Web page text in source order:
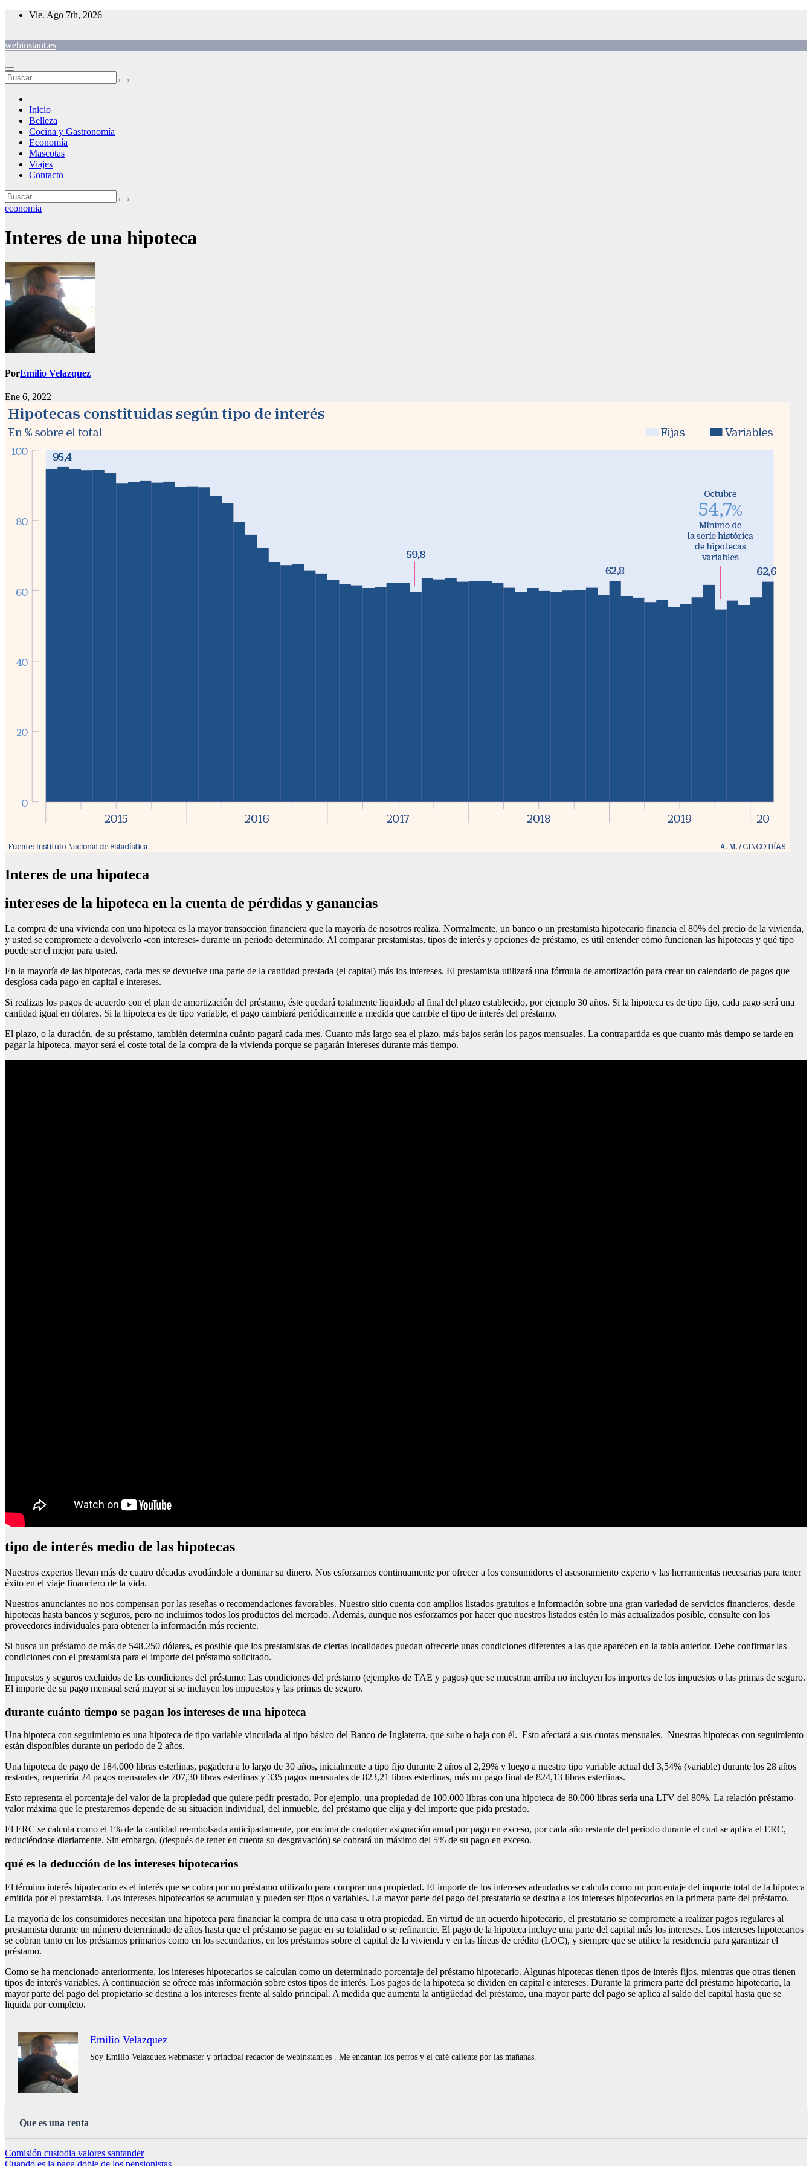
Saltar
Vie. Ago 7th, 2026
webinstant.es
Inicio
Belleza
Cocina y Gastronomía
Economía
Mascotas
Viajes
Contacto
economia
Interes de una hipoteca
PorEmilio Velazquez
Ene 6, 2022
Interes de una hipoteca
intereses de la hipoteca en la cuenta de pérdidas y ganancias
La compra de una vivienda con una hipoteca es la mayor transacción financiera que la mayoría de nosotros realiza. Normalmente, un banco o un prestamista hipotecario financia el 80% del precio de la vivienda,
y usted se compromete a devolverlo -con intereses- durante un periodo determinado. Al comparar prestamistas, tipos de interés y opciones de préstamo, es útil entender cómo funcionan las hipotecas y qué tipo
puede ser el mejor para usted.
En la mayoría de las hipotecas, cada mes se devuelve una parte de la cantidad prestada (el capital) más los intereses. El prestamista utilizará una fórmula de amortización para crear un calendario de pagos que
desglosa cada pago en capital e intereses.
Si realizas los pagos de acuerdo con el plan de amortización del préstamo, éste quedará totalmente liquidado al final del plazo establecido, por ejemplo 30 años. Si la hipoteca es de tipo fijo, cada pago será una
cantidad igual en dólares. Si la hipoteca es de tipo variable, el pago cambiará periódicamente a medida que cambie el tipo de interés del préstamo.
El plazo, o la duración, de su préstamo, también determina cuánto pagará cada mes. Cuanto más largo sea el plazo, más bajos serán los pagos mensuales. La contrapartida es que cuanto más tiempo se tarde en
pagar la hipoteca, mayor será el coste total de la compra de la vivienda porque se pagarán intereses durante más tiempo.
tipo de interés medio de las hipotecas
Nuestros expertos llevan más de cuatro décadas ayudándole a dominar su dinero. Nos esforzamos continuamente por ofrecer a los consumidores el asesoramiento experto y las herramientas necesarias para tener
éxito en el viaje financiero de la vida.
Nuestros anunciantes no nos compensan por las reseñas o recomendaciones favorables. Nuestro sitio cuenta con amplios listados gratuitos e información sobre una gran variedad de servicios financieros, desde
hipotecas hasta bancos y seguros, pero no incluimos todos los productos del mercado. Además, aunque nos esforzamos por hacer que nuestros listados estén lo más actualizados posible, consulte con los
proveedores individuales para obtener la información más reciente.
Si busca un préstamo de más de 548.250 dólares, es posible que los prestamistas de ciertas localidades puedan ofrecerle unas condiciones diferentes a las que aparecen en la tabla anterior. Debe confirmar las
condiciones con el prestamista para el importe del préstamo solicitado.
Impuestos y seguros excluidos de las condiciones del préstamo: Las condiciones del préstamo (ejemplos de TAE y pagos) que se muestran arriba no incluyen los importes de los impuestos o las primas de seguro.
El importe de su pago mensual será mayor si se incluyen los impuestos y las primas de seguro.
durante cuánto tiempo se pagan los intereses de una hipoteca
Una hipoteca con seguimiento es una hipoteca de tipo variable vinculada al tipo básico del Banco de Inglaterra, que sube o baja con él. Esto afectará a sus cuotas mensuales. Nuestras hipotecas con seguimiento
están disponibles durante un periodo de 2 años.
Una hipoteca de pago de 184.000 libras esterlinas, pagadera a lo largo de 30 años, inicialmente a tipo fijo durante 2 años al 2,29% y luego a nuestro tipo variable actual del 3,54% (variable) durante los 28 años
restantes, requeriría 24 pagos mensuales de 707,30 libras esterlinas y 335 pagos mensuales de 823,21 libras esterlinas, más un pago final de 824,13 libras esterlinas.
Esto representa el porcentaje del valor de la propiedad que quiere pedir prestado. Por ejemplo, una propiedad de 100.000 libras con una hipoteca de 80.000 libras sería una LTV del 80%. La relación préstamo-
valor máxima que le prestaremos depende de su situación individual, del inmueble, del préstamo que elija y del importe que pida prestado.
El ERC se calcula como el 1% de la cantidad reembolsada anticipadamente, por encima de cualquier asignación anual por pago en exceso, por cada año restante del periodo durante el cual se aplica el ERC,
reduciéndose diariamente. Sin embargo, (después de tener en cuenta su desgravación) se cobrará un máximo del 5% de su pago en exceso.
qué es la deducción de los intereses hipotecarios
El término interés hipotecario es el interés que se cobra por un préstamo utilizado para comprar una propiedad. El importe de los intereses adeudados se calcula como un porcentaje del importe total de la hipoteca
emitida por el prestamista. Los intereses hipotecarios se acumulan y pueden ser fijos o variables. La mayor parte del pago del prestatario se destina a los intereses hipotecarios en la primera parte del préstamo.
La mayoría de los consumidores necesitan una hipoteca para financiar la compra de una casa u otra propiedad. En virtud de un acuerdo hipotecario, el prestatario se compromete a realizar pagos regulares al
prestamista durante un número determinado de años hasta que el préstamo se pague en su totalidad o se refinancie. El pago de la hipoteca incluye una parte del capital más los intereses. Los intereses hipotecarios
se cobran tanto en los préstamos primarios como en los secundarios, en los préstamos sobre el capital de la vivienda y en las líneas de crédito (LOC), y siempre que se utilice la residencia para garantizar el
préstamo.
Como se ha mencionado anteriormente, los intereses hipotecarios se calculan como un determinado porcentaje del préstamo hipotecario. Algunas hipotecas tienen tipos de interés fijos, mientras que otras tienen
tipos de interés variables. A continuación se ofrece más información sobre estos tipos de interés. Los pagos de la hipoteca se dividen en capital e intereses. Durante la primera parte del préstamo hipotecario, la
mayor parte del pago del propietario se destina a los intereses frente al saldo principal. A medida que aumenta la antigüedad del préstamo, una mayor parte del pago se aplica al saldo del capital hasta que se
liquida por completo.
Emilio Velazquez
Soy Emilio Velazquez webmaster y principal redactor de webinstant.es . Me encantan los perros y el café caliente por las mañanas.
Que es una renta
Navegación
Comisión custodia valores santander
Cuando es la paga doble de los pensionistas